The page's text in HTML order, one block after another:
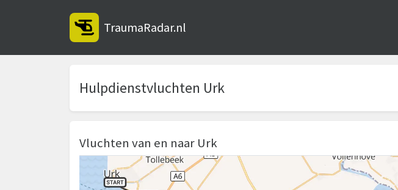
TraumaRadar.nl
Hulpdienstvluchten Urk
Vluchten van en naar Urk